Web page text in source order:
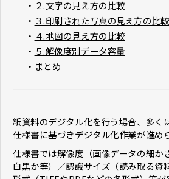
・ ２.文字の見え方の比較
・ ３.印刷された写真の見え方の比較
・ ４.地図の見え方の比較
・ ５.解像度別データ容量
・ まとめ
紙資料のデジタル化を行う場合、多く
仕様書に基づきデジタル化作業が進め
仕様書では解像度（画像データの細か
白黒か等）／認識サイズ（読み取る資